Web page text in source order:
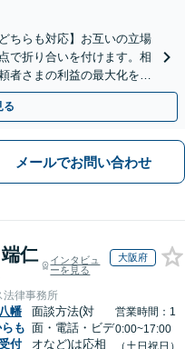
ちらも対応】お互いの立場
で折り合いを付けます。相
者さまの利益の最大化を目
払い残業代請求」
る
メールでお問い合わせ
仁
インタビュ
ーを見る
大阪府
法律事務所
幡
も
付
面談方法(対
面・電話・ビデ
オなど)は応相
営業時間：1
0:00~17:00
（土日祝日）